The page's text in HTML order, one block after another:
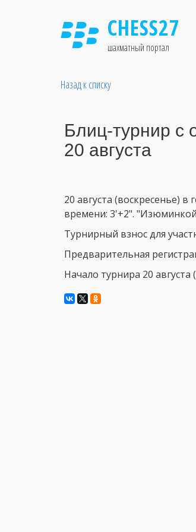
CHESS27
шахматный портал
Назад к списку
Блиц-турнир с
20 августа
20 августа (воскресенье)
времени: 3'+2".
Турнирный взнос для
Предварительная
Начало турнира 20 августа